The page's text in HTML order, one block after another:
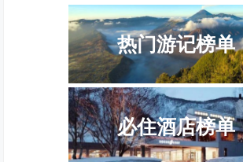
热门游记榜单
必住酒店榜单